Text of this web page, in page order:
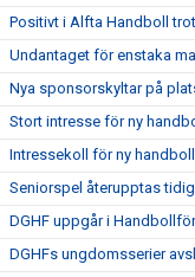
Positivt i Alfta Handboll
Undantaget för enstaka
Nya sponsorskyltar på
Stort intresse för ny
Intressekoll för ny
Seniorspel återupptas
DGHF uppgår i
DGHFs ungdomsserier